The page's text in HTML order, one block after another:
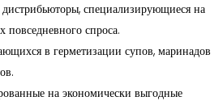
специализирующиеся на
повседневного спроса.
в герметизации супов, маринадов
на экономически выгодные